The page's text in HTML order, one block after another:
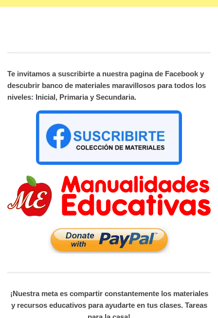
Te invitamos a suscribirte a nuestra pagina de Facebook y
descubrir banco de materiales maravillosos para todos los
niveles: Inicial, Primaria y Secundaria.
¡Nuestra meta es compartir constantemente los materiales
y recursos educativos para ayudarte en tus clases. Tareas